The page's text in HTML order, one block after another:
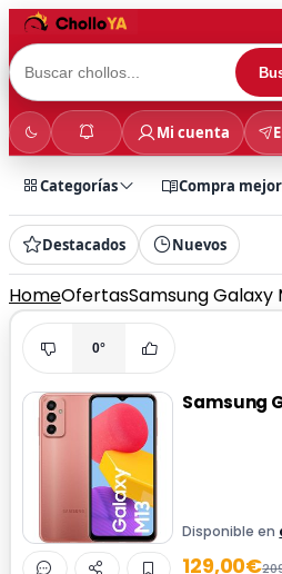
Mi cuenta
Categorías Compra mejor
Destacados Nuevos
HomeOfertasSamsung Galaxy
0°
Samsung
Disponible en
129,00€